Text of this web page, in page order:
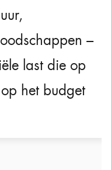
–
last die op
het budget